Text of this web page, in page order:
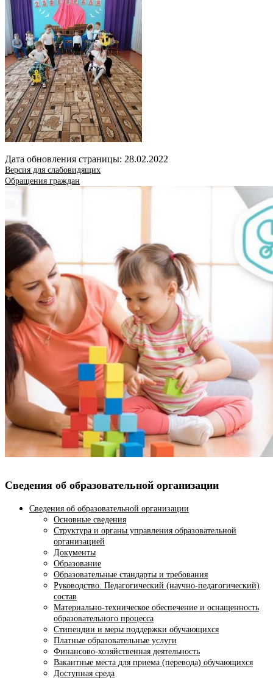
Дата обновления страницы: 28.02.2022
Версия для слабовидящих
Обращения граждан
Сведения об образовательной организации
Сведения об образовательной организации
Основные сведения
Структура и органы управления образовательной
организацией
Документы
Образование
Образовательные стандарты и требования
Руководство. Педагогический (научно-педагогический)
состав
Материально-техническое обеспечение и оснащенность
образовательного процесса
Стипендии и меры поддержки обучающихся
Платные образовательные услуги
Финансово-хозяйственная деятельность
Вакантные места для приема (перевода) обучающихся
Доступная среда